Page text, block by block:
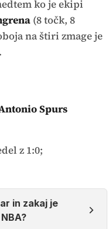
ko je ekipi
(8 točk, 8
na štiri zmage je
Spurs
z 1:0;
in zakaj je